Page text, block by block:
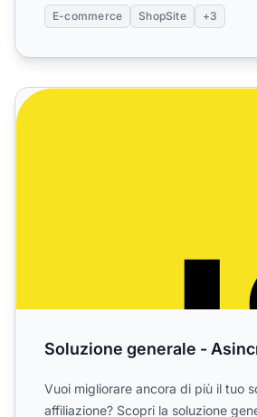
E-commerce ShopSite +3
Soluzione generale - Asincrona
Soluzione generale -
Vuoi migliorare ancora di più il tuo
affiliazione? Scopri la soluzione